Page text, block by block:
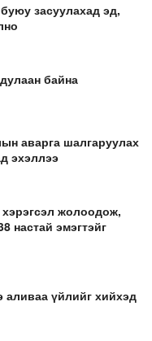
засуулахад эд,
байна
аварга шалгаруулах
эхэллээ
хэрэгсэл жолоодож,
настай эмэгтэйг
аливаа үйлийг хийхэд